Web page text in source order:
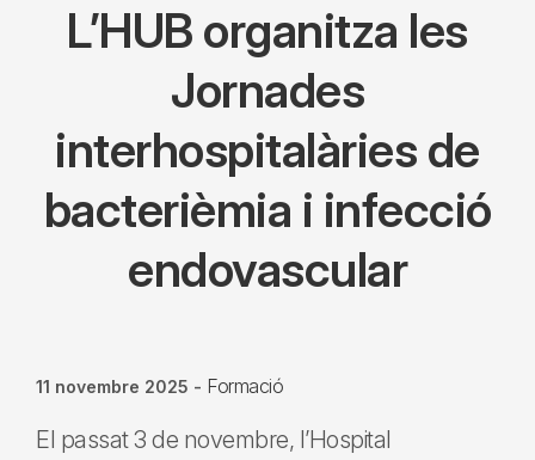
L’HUB organitza les
Jornades
interhospitalàries de
bacterièmia i infecció
endovascular
11 novembre 2025 - Formació
El passat 3 de novembre, l’Hospital